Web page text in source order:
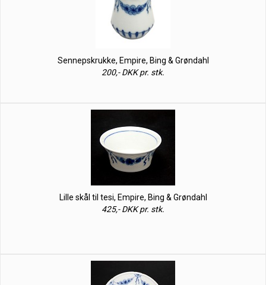
Sennepskrukke, Empire, Bing & Grøndahl
200,- DKK pr. stk.
Lille skål til tesi, Empire, Bing & Grøndahl
425,- DKK pr. stk.